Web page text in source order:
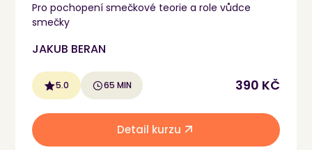
Pro pochopení smečkové teorie a role vůdce
smečky
JAKUB BERAN
5.0 65 MIN 390 KČ
Detail kurzu